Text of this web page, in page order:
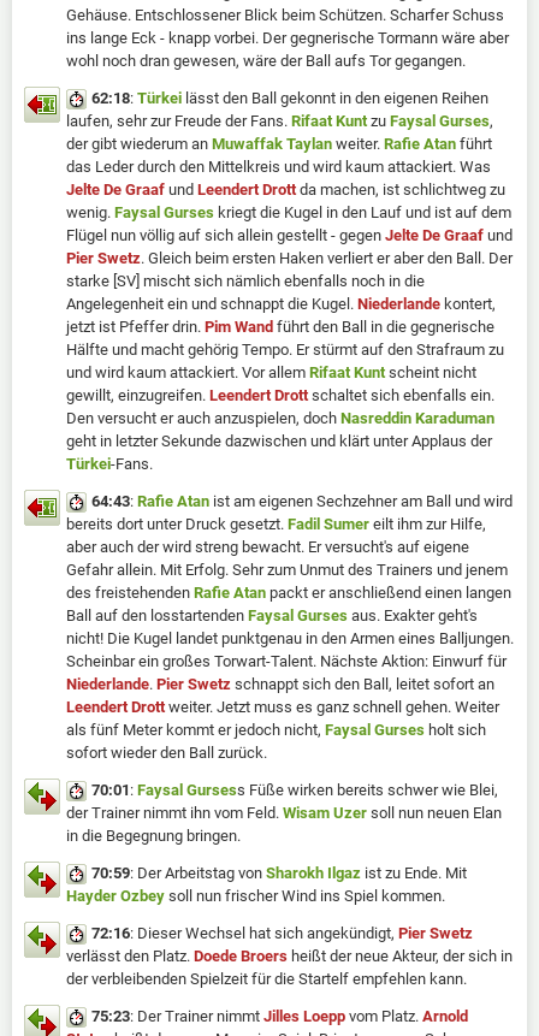
Gehäuse. Entschlossener Blick beim Schützen. Scharfer Schuss
ins lange Eck - knapp vorbei. Der gegnerische Tormann wäre aber
wohl noch dran gewesen, wäre der Ball aufs Tor gegangen.
62:18: Türkei lässt den Ball gekonnt in den eigenen Reihen
laufen, sehr zur Freude der Fans. Rifaat Kuntzu Faysal Gurses,
der gibt wiederum an Muwaffak Taylan weiter. Rafie Atan führt
das Leder durch den Mittelkreis und wird kaum attackiert. Was
Jelte De Graaf und Leendert Drottda machen, ist schlichtweg zu
wenig. Faysal Gurses kriegt die Kugel in den Lauf und ist auf dem
Flügel nun völlig auf sich allein gestellt - gegen Jelte De Graaf und
Pier Swetz. Gleich beim ersten Haken verliert er aber den Ball. Der
starke [SV] mischt sich nämlich ebenfalls noch in die
Angelegenheit ein und schnappt die Kugel. Niederlande kontert,
jetzt ist Pfeffer drin. Pim Wand führt den Ball in die gegnerische
Hälfte und macht gehörig Tempo. Er stürmt auf den Strafraum zu
und wird kaum attackiert. Vor allem Rifaat Kuntscheint nicht
gewillt, einzugreifen. Leendert Drottschaltet sich ebenfalls ein.
Den versucht er auch anzuspielen, doch Nasreddin Karaduman
geht in letzter Sekunde dazwischen und klärt unter Applaus der
Türkei-Fans.
64:43: Rafie Atan ist am eigenen Sechzehner am Ball und wird
bereits dort unter Druck gesetzt. Fadil Sumer eilt ihm zur Hilfe,
aber auch der wird streng bewacht. Er versucht's auf eigene
Gefahr allein. Mit Erfolg. Sehr zum Unmut des Trainers und jenem
des freistehenden Rafie Atan packt er anschließend einen langen
Ball auf den losstartenden Faysal Gurses aus. Exakter geht's
nicht! Die Kugel landet punktgenau in den Armen eines Balljungen.
Scheinbar ein großes Torwart-Talent. Nächste Aktion: Einwurf für
Niederlande. Pier Swetz schnappt sich den Ball, leitet sofort an
Leendert Drottweiter. Jetzt muss es ganz schnell gehen. Weiter
als fünf Meter kommt er jedoch nicht, Faysal Gurses holt sich
sofort wieder den Ball zurück.
70:01 : Faysal Gursess Füße wirken bereits schwer wie Blei,
der Trainer nimmt ihn vom Feld. Wisam Uzer soll nun neuen Elan
in die Begegnung bringen.
70:59: Der Arbeitstag von Sharokh Ilgaz ist zu Ende. Mit
Hayder Ozbey soll nun frischer Wind ins Spiel kommen.
72:16: Dieser Wechsel hat sich angekündigt, Pier Swetz
verlässt den Platz. Doede Broers heißt der neue Akteur, der sich in
der verbleibenden Spielzeit für die Startelf empfehlen kann.
75:23: Der Trainer nimmt Jilles Loepp vom Platz. Arnold